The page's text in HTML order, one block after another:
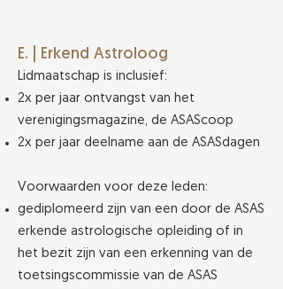
E. | Erkend Astroloog
Lidmaatschap is inclusief:
2x per jaar ontvangst van het
verenigingsmagazine, de ASAScoop
2x per jaar deelname aan de ASASdagen
Voorwaarden voor deze leden:
gediplomeerd zijn van een door de ASAS
erkende astrologische opleiding of in
het bezit zijn van een erkenning van de
toetsingscommissie van de ASAS